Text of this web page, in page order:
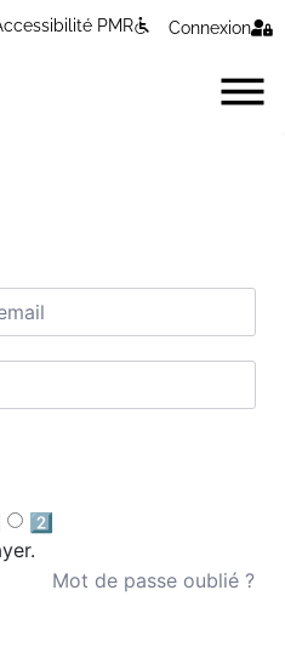
PMR Connexion
2️⃣
Mot de passe oublié ?